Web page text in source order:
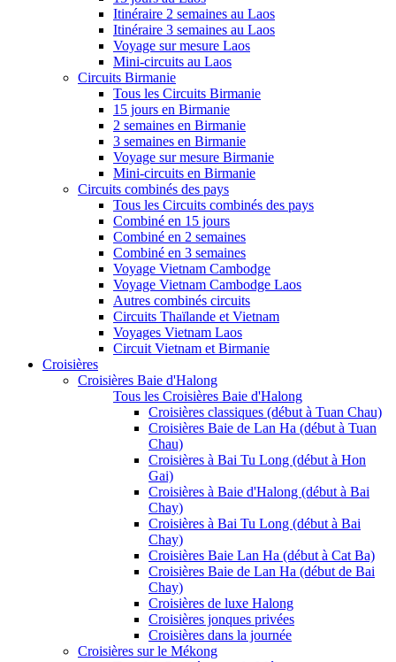
Itinéraire 2 semaines au Laos
Itinéraire 3 semaines au Laos
Voyage sur mesure Laos
Mini-circuits au Laos
Circuits Birmanie
Tous les Circuits Birmanie
15 jours en Birmanie
2 semaines en Birmanie
3 semaines en Birmanie
Voyage sur mesure Birmanie
Mini-circuits en Birmanie
Circuits combinés des pays
Tous les Circuits combinés des pays
Combiné en 15 jours
Combiné en 2 semaines
Combiné en 3 semaines
Voyage Vietnam Cambodge
Voyage Vietnam Cambodge Laos
Autres combinés circuits
Circuits Thaïlande et Vietnam
Voyages Vietnam Laos
Circuit Vietnam et Birmanie
Croisières
Croisières Baie d'Halong
Tous les Croisières Baie d'Halong
Croisières classiques (début à Tuan Chau)
Croisières Baie de Lan Ha (début à Tuan
Chau)
Croisières à Bai Tu Long (début à Hon
Gai)
Croisières à Baie d'Halong (début à Bai
Chay)
Croisières à Bai Tu Long (début à Bai
Chay)
Croisières Baie Lan Ha (début à Cat Ba)
Croisières Baie de Lan Ha (début de Bai
Chay)
Croisières de luxe Halong
Croisières jonques privées
Croisières dans la journée
Croisières sur le Mékong